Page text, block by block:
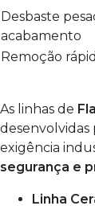
Desbaste
acabamento
Remoção
As linhas de
exigência
segurança e
Linha